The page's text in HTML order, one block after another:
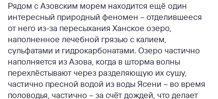
Рядом с Азовским морем находится ещё один
интересный природный феномен – отделившееся
от него из-за пересыхания Ханское озеро,
наполненное лечебной грязью с калием,
сульфатами и гидрокарбонатами. Озеро частично
наполняется из Азова, когда в шторма волны
перехлёстывают через разделяющую их сушу,
частично пресной водой из воды Ясени – во время
половодья, частично – за счёт дождей, что делает